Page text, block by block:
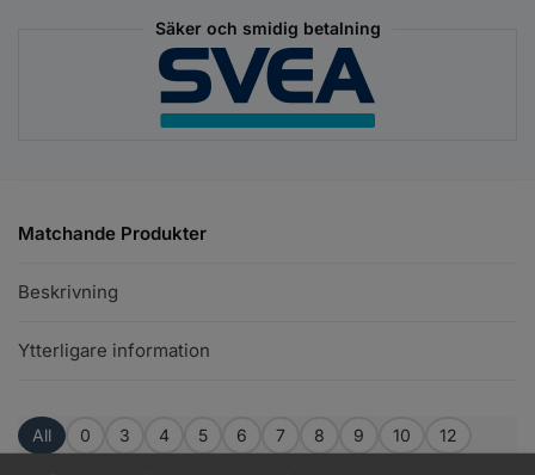
Säker och smidig betalning
Matchande Produkter
Beskrivning
Ytterligare information
All 0 3 4 5 6 7 8 9 10 12